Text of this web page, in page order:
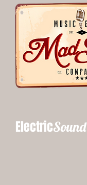
ElectricSound